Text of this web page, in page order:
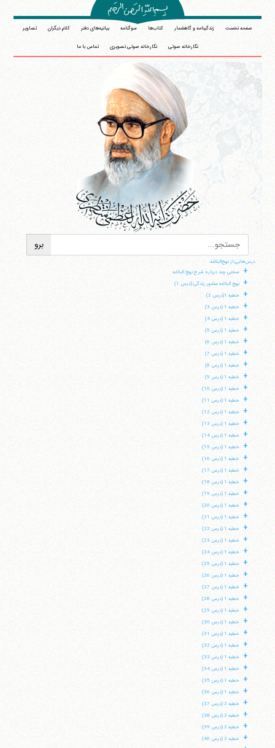
صفحه نخست زندگینامه و گاهشمار کتاب‌ها سوگنامه بیانیه‌های دفتر کلام دیگران تصاویر
نگارخانه صوتی نگارخانه صوتی تصویری تماس با ما
درس‌هایی از نهج‌البلاغه
+ سخنی چند درباره شرح نهج البلاغه
+ نهج البلاغه منشور زندگی (درس 1)
+ خطبه 1(درس 2)
+ خطبه 1 (درس 3)
+ خطبه 1 (درس 4)
+ خطبه 1 (درس 5)
+ خطبه 1 (درس 6)
+ خطبه 1 (درس 7)
+ خطبه 1 (درس 8)
+ خطبه 1 (درس 9)
+ خطبه 1 (درس 10)
+ خطبه 1 (درس 11)
+ خطبه 1 (درس 12)
+ خطبه 1 (درس 13)
+ خطبه 1 (درس 14)
+ خطبه 1 (درس 15)
+ خطبه 1 (درس 16)
+ خطبه 1 (درس 17)
+ خطبه 1 (درس 18)
+ خطبه 1 (درس 19)
+ خطبه 1 (درس 20)
+ خطبه 1 (درس 21)
+ خطبه 1 (درس 22)
+ خطبه 1 (درس 23)
+ خطبه 1 (درس 24)
+ خطبه 1 (درس 25)
+ خطبه 1 (درس 26)
+ خطبه 1 (درس 27)
+ خطبه 1 (درس 28)
+ خطبه 1 (درس 29)
+ خطبه 1 (درس 30)
+ خطبه 1 (درس 31)
+ خطبه 1 (درس 32)
+ خطبه 1 (درس 33)
+ خطبه 1 (درس 34)
+ خطبه 1 (درس 35)
+ خطبه 1 (درس 36)
+ خطبه 2 (درس 37)
+ خطبه 2 (درس 38)
+ خطبه 2 (درس 39)
+ خطبه 2 (درس 40)